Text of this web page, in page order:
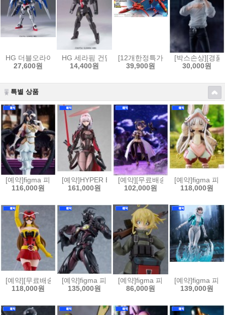
HG 더블오라이저 + GN 소드3 [4573102573834]
27,600원
HG 세라핌 건담[4573102592354]
14,400원
[12개한정특가]HG 1/100 VF-19
39,900원
[박스손상][경
30,000원
특별 상품
[예약]figma 피그마 오버로드 - 알베도[4580828665569]
116,000원
[예약]HYPER BODY 하이퍼 바디 승리의 여신 니케
161,000원
[예약][무료배송]figma 피그마 마
102,000원
[예약]figma 피
118,000원
[예약][무료배송]figma 피그마 토지마 탄자부로는 가면라이더가 되고
118,000원
[예약]figma 피그마 강식장갑 가이버 - 가이버 3 얼
135,000원
[예약]figma 피그마 극장판 유녀
86,000원
[예약]figma 피
139,000원